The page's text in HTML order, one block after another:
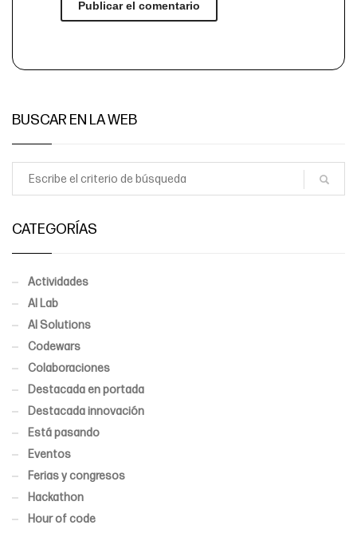
BUSCAR EN LA WEB
CATEGORÍAS
Actividades
AI Lab
AI Solutions
Codewars
Colaboraciones
Destacada en portada
Destacada innovación
Está pasando
Eventos
Ferias y congresos
Hackathon
Hour of code